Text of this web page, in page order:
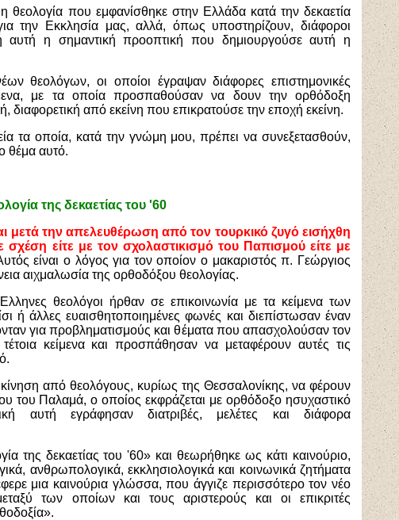
θεολογία που εμφανίσθηκε στην Ελλάδα κατά την δεκαετία
την Εκκλησία μας, αλλά, όπως υποστηρίζουν, διάφοροι
αυτή η σημαντική προοπτική που δημιουργούσε αυτή η
θεολόγων, οι οποίοι έγραψαν διάφορες επιστημονικές
με τα οποία προσπαθούσαν να δουν την ορθόδοξη
διαφορετική από εκείνη που επικρατούσε την εποχή εκείνη.
τα οποία, κατά την γνώμη μου, πρέπει να συνεξετασθούν,
θέμα αυτό.
της δεκαετίας του '60
μετά την απελευθέρωση από τον τουρκικό ζυγό εισήχθη
σχέση είτε με τον σχολαστικισμό του Παπισμού είτε με
είναι ο λόγος για τον οποίον ο μακαριστός π. Γεώργιος
αιχμαλωσία της ορθοδόξου θεολογίας.
θεολόγοι ήρθαν σε επικοινωνία με τα κείμενα των
άλλες ευαισθητοποιημένες φωνές και διεπίστωσαν έναν
για προβληματισμούς και θέματα που απασχολούσαν τον
κείμενα και προσπάθησαν να μεταφέρουν αυτές τις
από θεολόγους, κυρίως της Θεσσαλονίκης, να φέρουν
του Παλαμά, ο οποίος εκφράζεται με ορθόδοξο ησυχαστικό
αυτή εγράφησαν διατριβές, μελέτες και διάφορα
της δεκαετίας του '60» και θεωρήθηκε ως κάτι καινούριο,
ανθρωπολογικά, εκκλησιολογικά και κοινωνικά ζητήματα
μια καινούρια γλώσσα, που άγγιζε περισσότερο τον νέο
των οποίων και τους αριστερούς και οι επικριτές